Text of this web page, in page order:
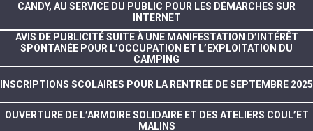
CANDY, AU SERVICE DU PUBLIC POUR LES DÉMARCHES SUR
INTERNET
AVIS DE PUBLICITÉ SUITE À UNE MANIFESTATION D’INTÉRÊT
SPONTANÉE POUR L’OCCUPATION ET L’EXPLOITATION DU
CAMPING
INSCRIPTIONS SCOLAIRES POUR LA RENTRÉE DE SEPTEMBRE 2025
OUVERTURE DE L’ARMOIRE SOLIDAIRE ET DES ATELIERS COUL’ET
MALINS